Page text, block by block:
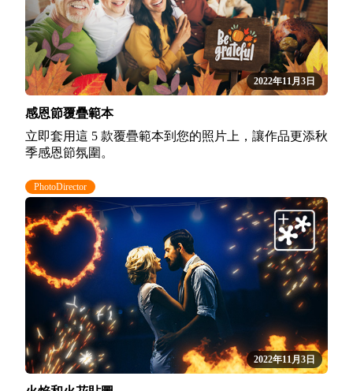
2022年11月3日
感恩節覆疊範本
立即套用這 5 款覆疊範本到您的照片上，讓作品更添秋
季感恩節氛圍。
PhotoDirector
2022年11月3日